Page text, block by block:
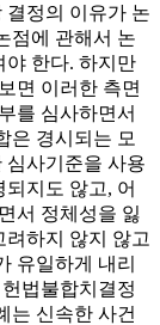
결정의 이유가 논
점에 관해서 논
야 한다. 하지만
면 이러한 측면
를 심사하면서
은 경시되는 모
심사기준을 사용
지도 않고, 어
서 정체성을 잃
하지 않지 않고
유일하게 내리
법불합치결정
는 신속한 사건